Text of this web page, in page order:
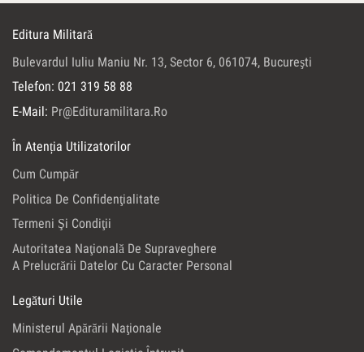
Editura Militară
Bulevardul Iuliu Maniu Nr. 13, Sector 6, 061074, Bucureşti
Telefon: 021 319 58 88
E-Mail: Pr@edituramilitara.ro
În Atenția Utilizatorilor
Cum Cumpăr
Politica De Confidenţialitate
Termeni Şi Condiţii
Autoritatea Naţională De Supraveghere
A Prelucrării Datelor Cu Caracter Personal
Legături Utile
Ministerul Apărării Naţionale